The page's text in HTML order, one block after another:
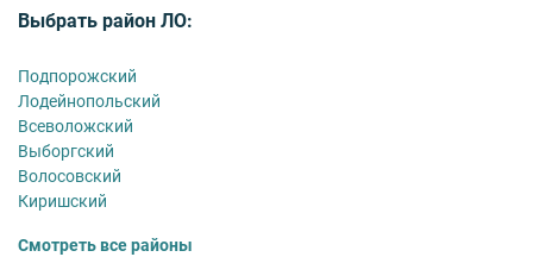
Выбрать район ЛО:
Подпорожский
Лодейнопольский
Всеволожский
Выборгский
Волосовский
Киришский
Смотреть все районы